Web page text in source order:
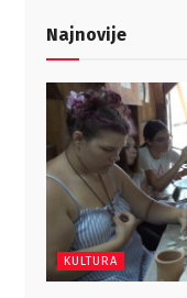
Najnovije
KULTURA